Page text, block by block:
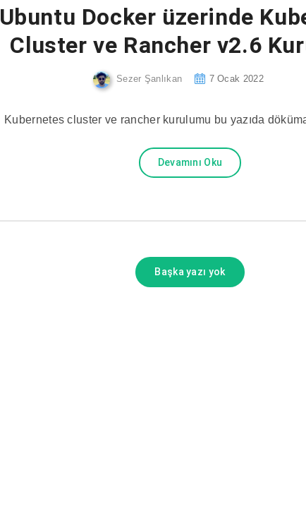
Ubuntu Docker üzerinde
Cluster ve Rancher v2.6
Sezer Şanlıkan 7 Ocak 2022
Kubernetes cluster ve rancher kurulumu bu yazıda
Devamını Oku
Başka yazı yok